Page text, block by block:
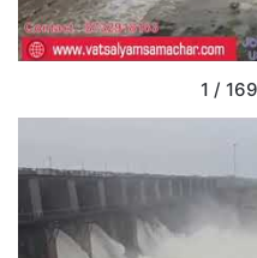
1 / 169